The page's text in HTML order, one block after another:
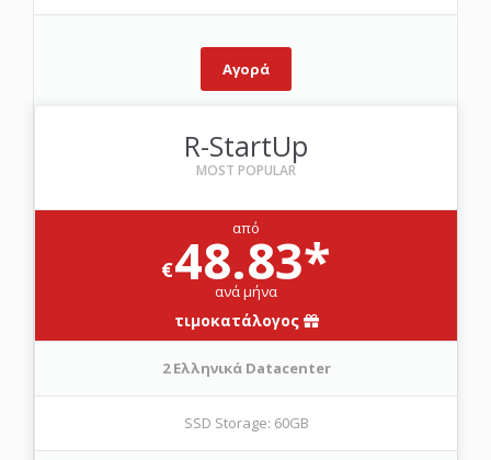
Αγορά
R-StartUp
από
€48.83*
ανά μήνα
τιμοκατάλογος
2 Ελληνικά Datacenter
SSD Storage: 60GB